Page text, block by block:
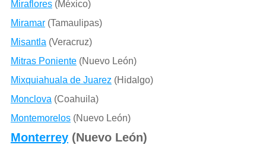
Miraflores(México)
Miramar(Tamaulipas)
Misantla (Veracruz)
Mitras Poniente(Nuevo León)
Mixquiahuala de Juarez (Hidalgo)
Monclova (Coahuila)
Montemorelos(Nuevo León)
Monterrey(Nuevo León)